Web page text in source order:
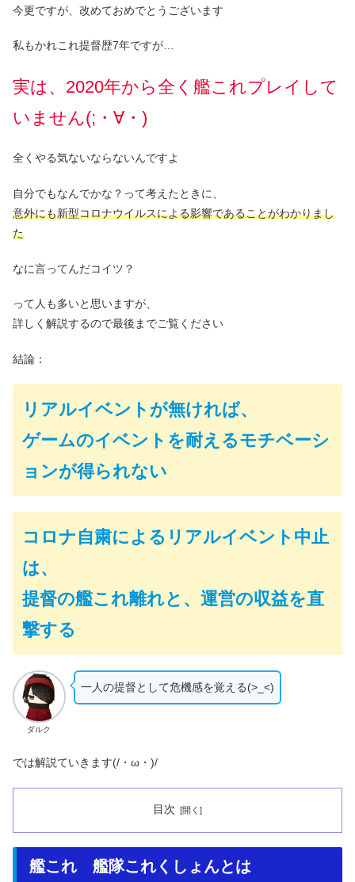
今更ですが、改めておめでとうございます
私もかれこれ提督歴7年ですが…
実は、2020年から全く艦これプレイして
いません(;・∀・)
全くやる気ないならないんですよ
自分でもなんでかな？って考えたときに、
意外にも新型コロナウイルスによる影響であることがわかりまし
た
なに言ってんだコイツ？
って人も多いと思いますが、
詳しく解説するので最後までご覧ください
結論：
リアルイベントが無ければ、
ゲームのイベントを耐えるモチベーシ
ョンが得られない
コロナ自粛によるリアルイベント中止
は、
提督の艦これ離れと 、 運営の収益を直
撃する
ダルク
一人の提督として危機感を覚える(>_<)
では解説ていきます(/・ω・)/
目次
艦これ 艦隊これくしょんとは